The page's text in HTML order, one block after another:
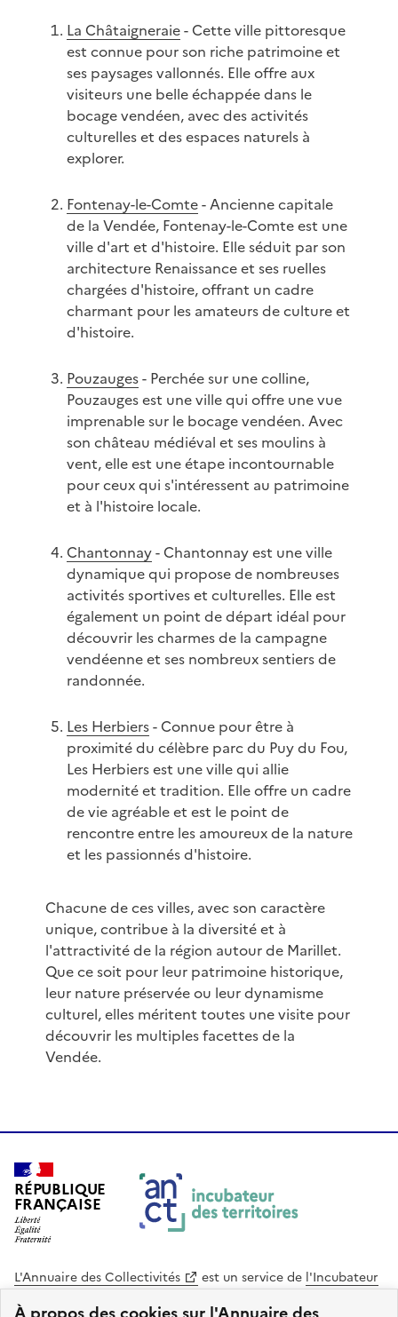
La Châtaigneraie- Cette ville pittoresque
est connue pour son riche patrimoine et
ses paysages vallonnés. Elle offre aux
visiteurs une belle échappée dans le
bocage vendéen, avec des activités
culturelles et des espaces naturels à
explorer.
Fontenay-le-Comte- Ancienne capitale
de la Vendée, Fontenay-le-Comte est une
ville d'art et d'histoire. Elle séduit par son
architecture Renaissance et ses ruelles
chargées d'histoire, offrant un cadre
charmant pour les amateurs de culture et
d'histoire.
Pouzauges- Perchée sur une colline,
Pouzauges est une ville qui offre une vue
imprenable sur le bocage vendéen. Avec
son château médiéval et ses moulins à
vent, elle est une étape incontournable
pour ceux qui s'intéressent au patrimoine
et à l'histoire locale.
Chantonnay- Chantonnay est une ville
dynamique qui propose de nombreuses
activités sportives et culturelles. Elle est
également un point de départ idéal pour
découvrir les charmes de la campagne
vendéenne et ses nombreux sentiers de
randonnée.
Les Herbiers- Connue pour être à
proximité du célèbre parc du Puy du Fou,
Les Herbiers est une ville qui allie
modernité et tradition. Elle offre un cadre
de vie agréable et est le point de
rencontre entre les amoureux de la nature
et les passionnés d'histoire.
Chacune de ces villes, avec son caractère
unique, contribue à la diversité et à
l'attractivité de la région autour de Marillet.
Que ce soit pour leur patrimoine historique,
leur nature préservée ou leur dynamisme
culturel, elles méritent toutes une visite pour
découvrir les multiples facettes de la
Vendée.
RÉPUBLIQUE
FRANÇAISE
L'Annuaire des Collectivités est un service de l'Incubateur
des Territoires